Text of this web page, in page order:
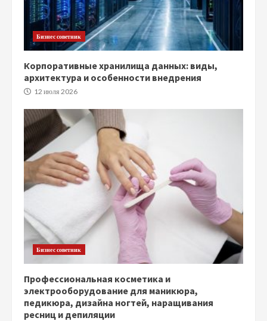
Бизнес советник
Корпоративные хранилища данных: виды,
архитектура и особенности внедрения
12 июля 2026
Бизнес советник
Профессиональная косметика и
электрооборудование для маникюра,
педикюра, дизайна ногтей, наращивания
ресниц и депиляции